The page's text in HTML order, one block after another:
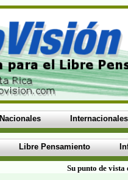
Nacionales Internacionales
Libre Pensamiento
Su punto de